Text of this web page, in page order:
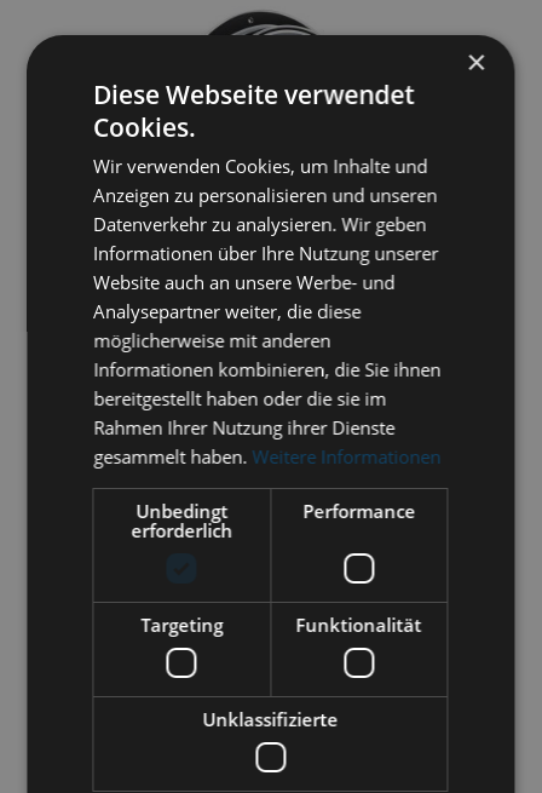
683RFPO | Quartz clock Tempo
€159.00 *
ADD TO CART
×
Diese Webseite verwendet
Cookies.
Wir verwenden Cookies, um Inhalte und
Anzeigen zu personalisieren und unseren
Datenverkehr zu analysieren. Wir geben
Informationen über Ihre Nutzung unserer
Website auch an unsere Werbe- und
Analysepartner weiter, die diese
möglicherweise mit anderen
Informationen kombinieren, die Sie ihnen
bereitgestellt haben oder die sie im
Rahmen Ihrer Nutzung ihrer Dienste
gesammelt haben.Weitere Informationen
Unbedingt
erforderlich
Performance
Targeting Funktionalität
Unklassifizierte